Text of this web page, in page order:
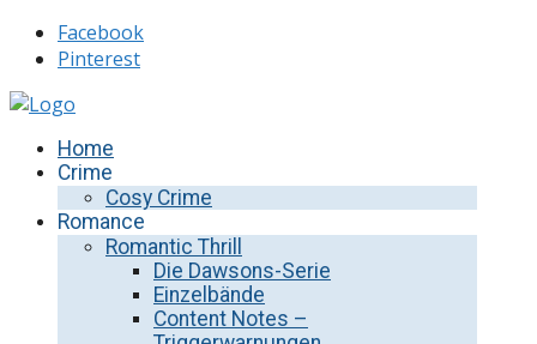
Facebook
Pinterest
Home
Crime
Cosy Crime
Romance
Romantic Thrill
Die Dawsons-Serie
Einzelbände
Content Notes –